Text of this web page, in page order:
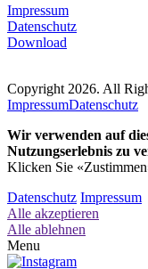
Impressum
Datenschutz
Download
Copyright 2026. All
ImpressumDatenschutz
Wir verwenden auf
Nutzungserlebnis zu
Klicken Sie
Datenschutz Impressum
Alle akzeptieren
Alle ablehnen
Menu